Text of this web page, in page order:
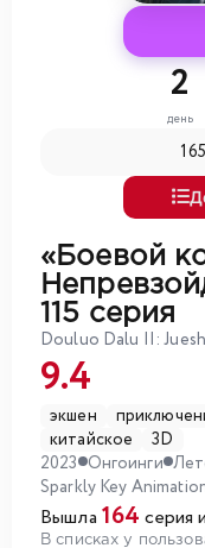
2
день
«Боевой
115 серия
Douluo Dalu II:
9.4
экшен
китайское
3D
2023 Онгоинги
Sparkly Key
Вышла 164 серия
В списках у